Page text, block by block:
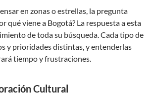
en zonas o estrellas, la pregunta
qué viene a Bogotá? La respuesta a esta
de toda su búsqueda. Cada tipo de
y prioridades distintas, y entenderlas
tiempo y frustraciones.
Cultural